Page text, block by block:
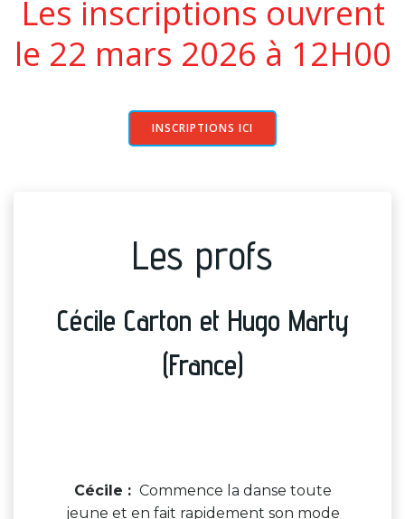
Les inscriptions ouvrent
le 22 mars 2026 à 12H00
INSCRIPTIONS ICI
Les profs
Cécile Carton et Hugo Marty
(France)
Cécile : Commence la danse toute
jeune et en fait rapidement son mode